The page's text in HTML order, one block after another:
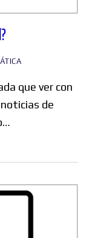
que ver con
de